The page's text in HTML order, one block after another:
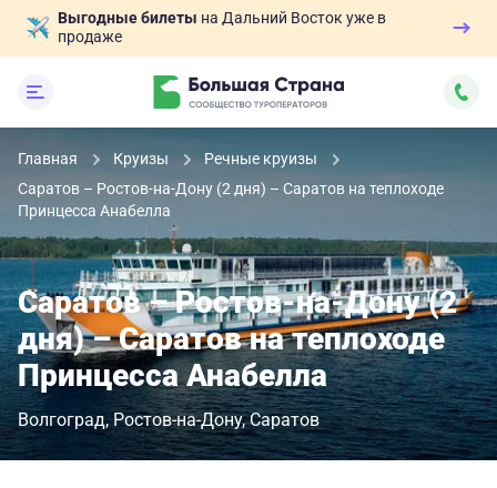
Выгодные билеты на Дальний Восток уже в
продаже
Главная Круизы
Речные круизы
Саратов – Ростов-на-Дону (2 дня) – Саратов на теплоходе
Принцесса Анабелла
Саратов – Ростов-на-Дону (2
дня) – Саратов на теплоходе
Принцесса Анабелла
Волгоград Ростов-на-Дону Саратов